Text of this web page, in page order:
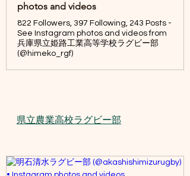
photos and videos
822 Followers, 397 Following, 243 Posts -
See Instagram photos and videos from
兵庫県立姫路工業高等学校ラグビー部
(@himeko_rgf)
県立農業高校ラグビー部